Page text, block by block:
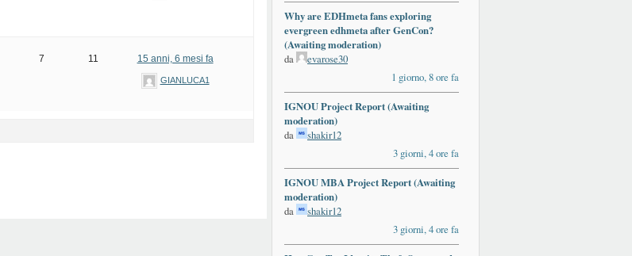
7 11 15 anni, 6 mesi fa
GIANLUCA1
Why are EDHmeta fans exploring
evergreen edhmeta after GenCon?
(Awaiting moderation)
da
evarose30
1 giorno, 8 ore fa
IGNOU Project Report (Awaiting
moderation)
da
shakir12
3 giorni, 4 ore fa
IGNOU MBA Project Report (Awaiting
moderation)
da
shakir12
3 giorni, 4 ore fa